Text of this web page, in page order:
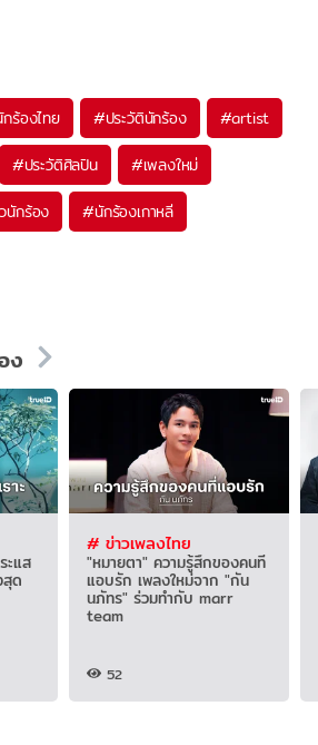
ร้องไทย #ประวัตินักร้อง #artist
#ประวัติศิลปิน #เพลงใหม่
นักร้อง #นักร้องเกาหลี
ง
ะแส
ด
# ข่าวเพลงไทย
"หมายตา" ความรู้สึกของคนที่
แอบรัก เพลงใหม่จาก "กัน
นภัทร" ร่วมทำกับ marr
team
52